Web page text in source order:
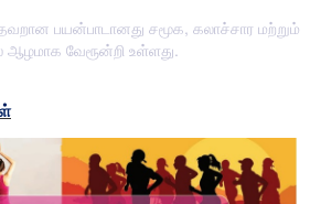
பயன்பாடானது சமூக, கலாச்சார மற்றும்
ஆழமாக வேரூன்றி உள்ளது.